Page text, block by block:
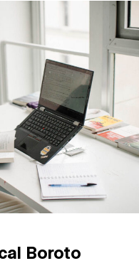
Boroto